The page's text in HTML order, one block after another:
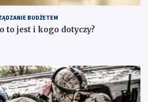
BUDŻETEM
to jest i kogo dotyczy?